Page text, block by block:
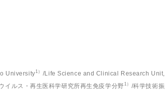
University1） /Life Science and Clinical Research Unit,
イルス・再生医科学研究所再生免疫学分野1） /科学技術